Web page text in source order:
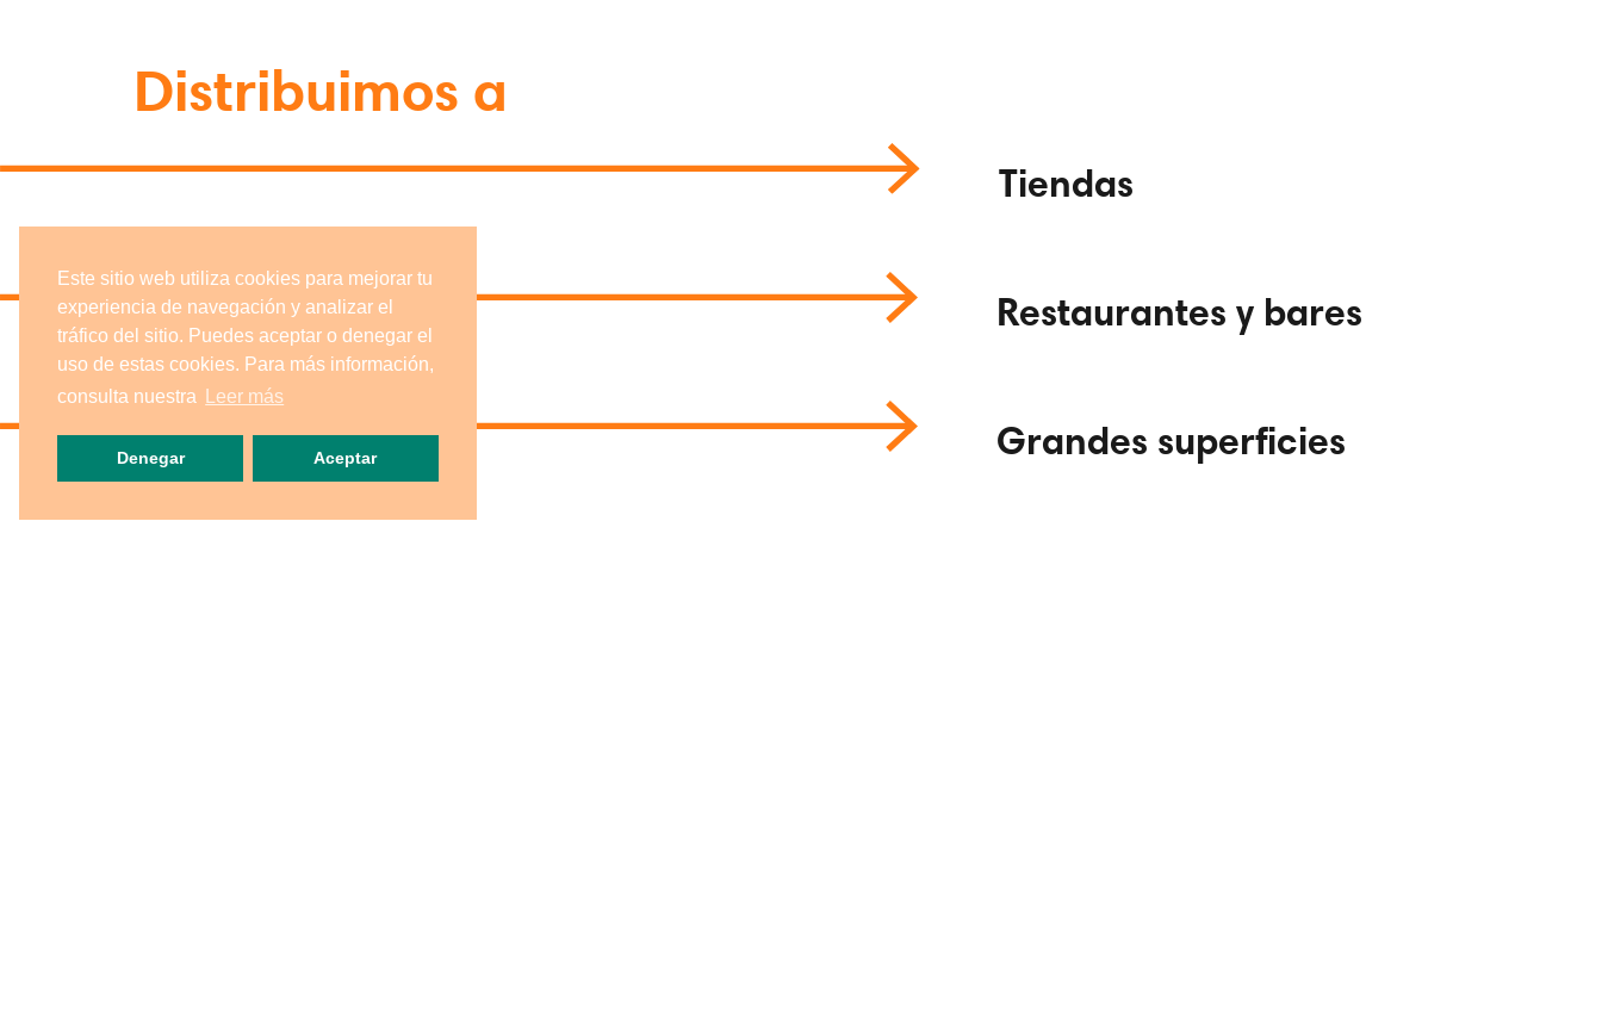
Distribuimos a
Tiendas
Restaurantes y bares
Grandes superficies
Este sitio web utiliza cookies para mejorar tu
experiencia de navegación y analizar el
tráfico del sitio. Puedes aceptar o denegar el
uso de estas cookies. Para más información,
consulta nuestra
Leer más
Denegar Aceptar